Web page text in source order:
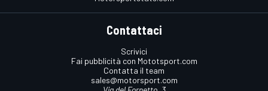
Contattaci
Scrivici
Fai pubblicità con Mototsport.com
Contatta il team
sales@motorsport.com